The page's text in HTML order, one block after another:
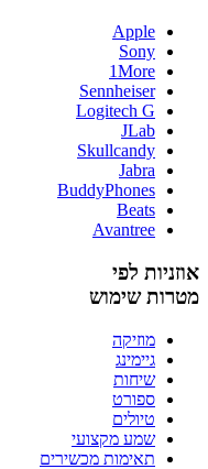
Apple
Sony
1More
Sennheiser
Logitech G
JLab
Skullcandy
Jabra
BuddyPhones
Beats
Avantree
אוזניות לפי
מטרות שימוש
מוזיקה
גיימינג
שיחות
ספורט
טיולים
שמע מקצועי
תאימות מכשירים